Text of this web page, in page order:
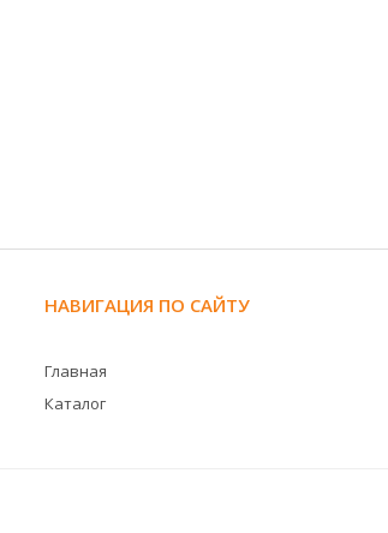
НАВИГАЦИЯ ПО САЙТУ
Главная
Каталог